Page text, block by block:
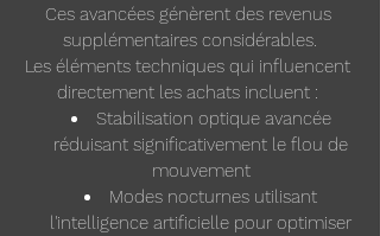
Ces avancées génèrent des revenus
supplémentaires considérables.
Les éléments techniques qui influencent
directement les achats incluent :
Stabilisation optique avancée
réduisant significativement le flou de
mouvement
Modes nocturnes utilisant
l'intelligence artificielle pour optimiser